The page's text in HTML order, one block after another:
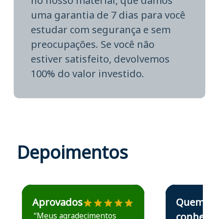
uma garantia de 7 dias para você
estudar com segurança e sem
preocupações. Se você não
estiver satisfeito, devolvemos
100% do valor investido.
Depoimentos
Estudante José recomenda o Aprova Concursos em
Aprovados
“Meus agradecimentos
Estudante Elais
Quem